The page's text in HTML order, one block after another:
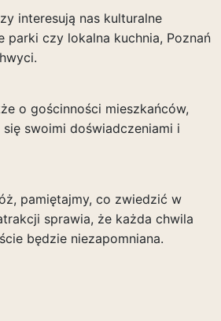
interesują nas kulturalne
parki czy lokalna kuchnia, Poznań
o gościnności mieszkańców,
swoimi doświadczeniami i
pamiętajmy, co zwiedzić w
sprawia, że każda chwila
będzie niezapomniana.